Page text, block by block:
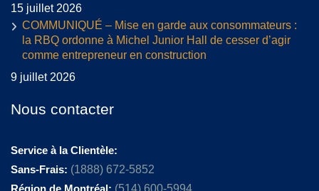
15 juillet 2026
COMMUNIQUÉ – Mise en garde aux consommateurs :
la RBQ ordonne à Michel Junior Hall de cesser d’agir
comme entrepreneur en construction
9 juillet 2026
Nous contacter
Service à la Clientèle:
Sans-Frais: (1888) 672-5852
Région de Montréal: (514) 600-5994